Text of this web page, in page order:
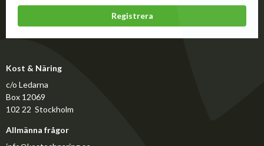
Registrera
Kost & Näring
c/o Ledarna
Box 12069
102 22 Stockholm
Allmänna frågor